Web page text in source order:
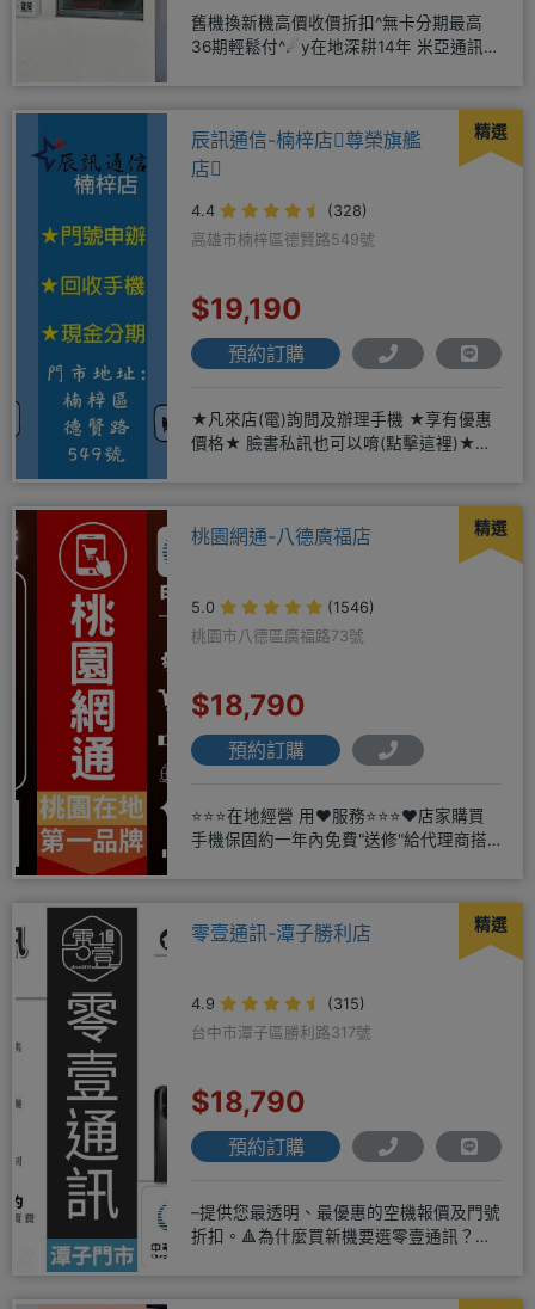
舊機換新機高價收價折扣^無卡分期最高
36期輕鬆付^☄y在地深耕14年 米亞通訊四
精選
辰訊通信-楠梓店尊榮旗艦
店
4.4
(328)
高雄市楠梓區德賢路549號
$19,190
預約訂購
★凡來店(電)詢問及辦理手機 ★享有優惠
價格★ 臉書私訊也可以唷(點擊這裡)★免
精選
桃園網通-八德廣福店
5.0
(1546)
桃園市八德區廣福路73號
$18,790
預約訂購
⭐⭐⭐在地經營 用❤️服務⭐⭐⭐❤️店家購買
手機保固約一年內免費"送修"給代理商搭
精選
零壹通訊-潭子勝利店
4.9
(315)
台中市潭子區勝利路317號
$18,790
預約訂購
–提供您最透明、最優惠的空機報價及門號
折扣。🔺為什麼買新機要選零壹通訊？